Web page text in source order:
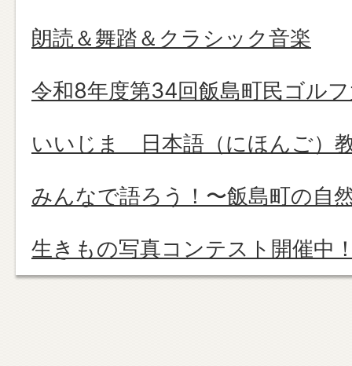
朗読＆舞踏＆クラシック音楽
令和8年度第34回飯島町民ゴル
いいじま 日本語（にほんご）
みんなで語ろう！〜飯島町の自
生きもの写真コンテスト開催中